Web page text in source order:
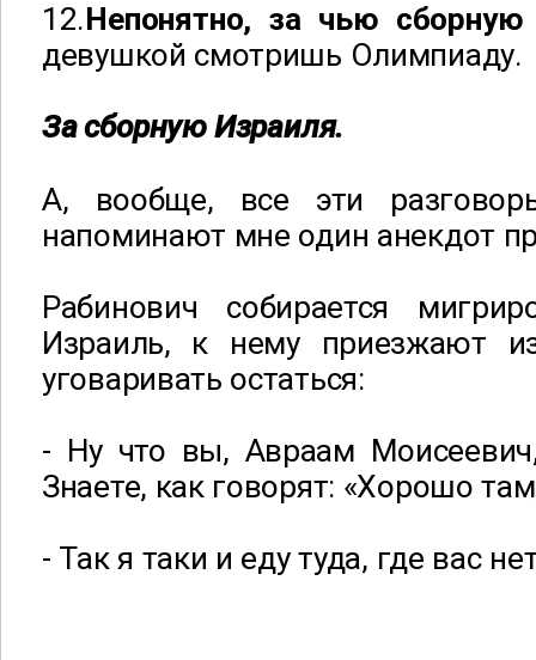
12.Непонятно, за чью сборную
девушкой смотришь Олимпиаду.
За сборную Израиля.
А, вообще, все эти
напоминают мне один анекдот
Рабинович собирается
Израиль, к нему приезжают
уговаривать остаться:
- Ну что вы, Авраам
Знаете, как говорят: «Хорошо
- Так я таки и еду туда, где вас